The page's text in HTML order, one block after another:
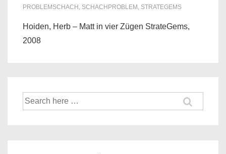
PROBLEMSCHACH , SCHACHPROBLEM , STRATEGEMS
Hoiden, Herb – Matt in vier Zügen StrateGems,
2008
Suche
nach: